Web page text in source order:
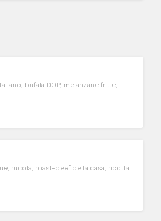
bufala DOP, melanzane fritte,
rucola, roast-beef della casa, ricotta